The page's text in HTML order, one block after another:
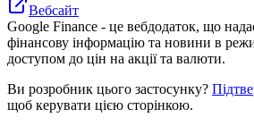
Вебсайт
Google Finance - це вебдодаток, що
фінансову інформацію та новини в
доступом до цін на акції та валюти.
Ви розробник цього застосунку?
щоб керувати цією сторінкою.